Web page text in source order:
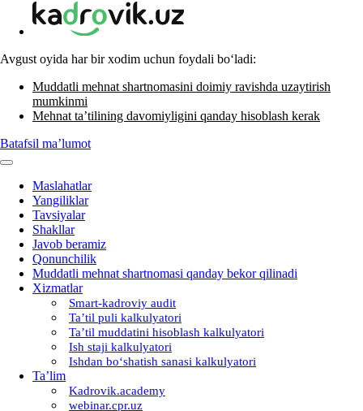
Avgust oyida har bir хodim uchun foydali boʻladi:
Muddatli mehnat shartnomasini doimiy ravishda uzaytirish
mumkinmi
Mehnat ta’tilining davomiyligini qanday hisoblash kerak
Batafsil ma’lumot
Maslahatlar
Yangiliklar
Tavsiyalar
Shakllar
Javob beramiz
Qonunchilik
Muddatli mehnat shartnomasi qanday bekor qilinadi
Xizmatlar
Smart-kadroviy audit
Ta’til puli kalkulyatori
Ta’til muddatini hisoblash kalkulyatori
Ish staji kalkulyatori
Ishdan boʻshatish sanasi kalkulyatori
Ta’lim
Kadrovik.academy
webinar.cpr.uz